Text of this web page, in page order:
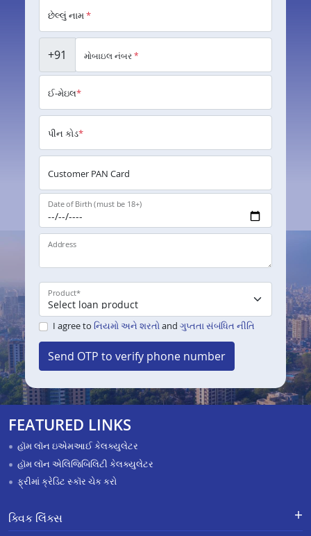
છેલ્લું નામ*
+91 મોબાઇલ નંબર*
ઈ-મેઇલ*
પીન કોડ*
Customer PAN Card
Date of Birth (must be 18+)
Address
Product*
I agree to નિયમો અને શરતોand ગુપ્તતા સંબંધિત નીતિ
Send OTP to verify phone number
FEATURED LINKS
હૉમ લૉન ઇએમઆઈ કેલક્યુલેટર
હૉમ લૉન એલિજિબિલિટી કેલક્યુલેટર
ફ્રીમાં ક્રેડિટ સ્કૉર ચેક કરો
ક્વિક લિંક્સ